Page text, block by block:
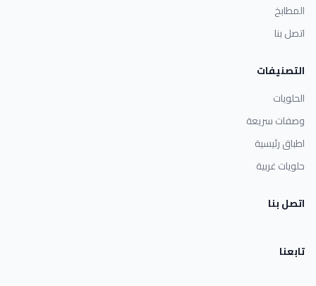
المطابخ
اتصل بنا
التصنيفات
الحلويات
وصفات سريعة
اطباق رئيسية
حلويات غربية
اتصل بنا
تابعنا